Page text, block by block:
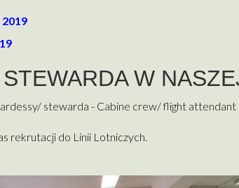
W
stewarda - Cabine crew/ flight
rekrutacji do Linii Lotniczych.